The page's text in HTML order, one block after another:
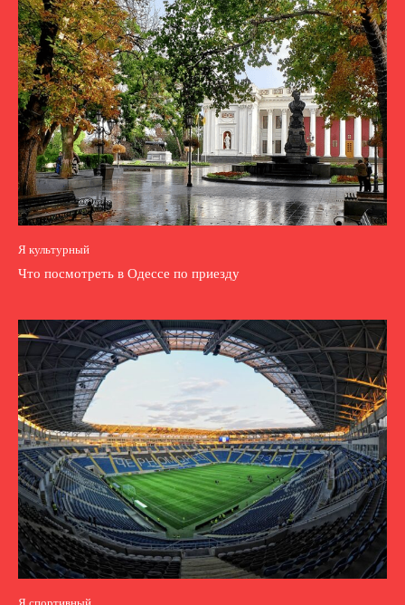
Я культурный
Что посмотреть в Одессе по приезду